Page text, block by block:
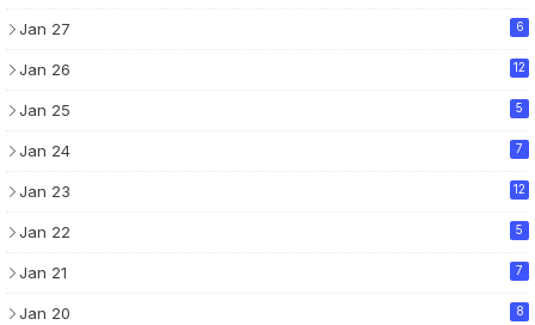
Jan 27 6
Jan 26 12
Jan 25 5
Jan 24 7
Jan 23 12
Jan 22 5
Jan 21 7
Jan 20 8